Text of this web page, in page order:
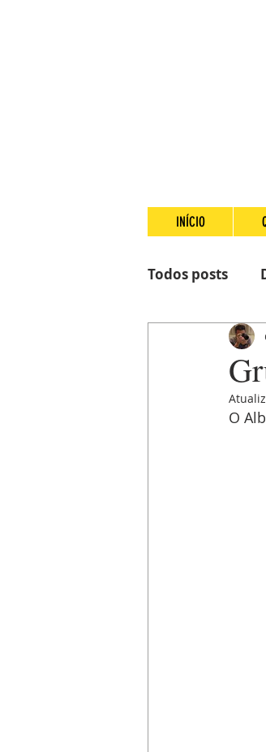
INÍCIO
Todos posts
O